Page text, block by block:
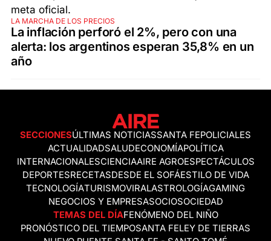
LA MARCHA DE LOS PRECIOS
La inflación perforó el 2%, pero con una
alerta: los argentinos esperan 35,8% en un
año
SECCIONESÚLTIMAS NOTICIASSANTA FEPOLICIALES
ACTUALIDADSALUDECONOMÍAPOLÍTICA
INTERNACIONALESCIENCIAAIRE AGROESPECTÁCULOS
DEPORTESRECETASDESDE EL SOFÁESTILO DE VIDA
TECNOLOGÍATURISMOVIRALASTROLOGÍAGAMING
NEGOCIOS Y EMPRESASOCIOSOCIEDAD
TEMAS DEL DÍAFENÓMENO DEL NIÑO
PRONÓSTICO DEL TIEMPOSANTA FELEY DE TIERRAS